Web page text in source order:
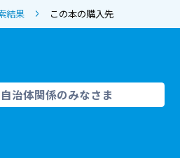
結果 この本の購入先
治体関係のみなさま